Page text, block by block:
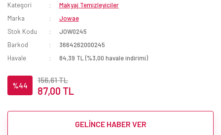
Kategori
Makyaj Temizleyiciler
Marka
Jowae
Stok Kodu
JOW0245
Barkod
3664262000245
Havale
84,39 TL (%3,00 havale indirimi)
%44
156,61 TL
87,00 TL
GELİNCE HABER VER